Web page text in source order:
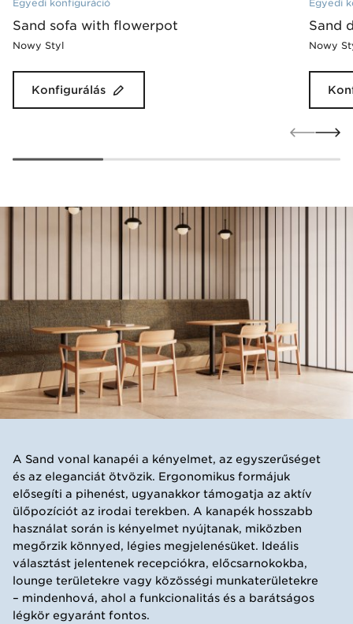
Egyedi konfiguráció
Sand sofa with flowerpot
Nowy Styl
Konfigurálás
Egyedi
Sand
Nowy
A Sand vonal kanapéi a kényelmet, az egyszerűséget
és az eleganciát ötvözik. Ergonomikus formájuk
elősegíti a pihenést, ugyanakkor támogatja az aktív
ülőpozíciót az irodai terekben. A kanapék hosszabb
használat során is kényelmet nyújtanak, miközben
megőrzik könnyed, légies megjelenésüket. Ideális
választást jelentenek recepciókra, előcsarnokokba,
lounge területekre vagy közösségi munkaterületekre
– mindenhová, ahol a funkcionalitás és a barátságos
légkör egyaránt fontos.